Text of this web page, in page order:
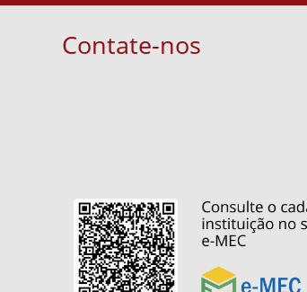
Contate-nos